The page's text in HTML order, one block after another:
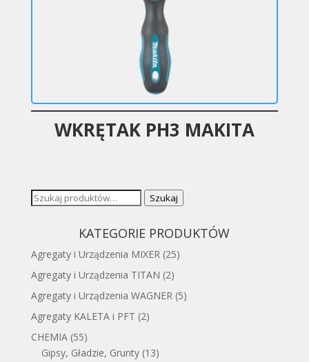
WKRĘTAK PH3 MAKITA
Szukaj: Szukaj
KATEGORIE PRODUKTÓW
Agregaty i Urządzenia MIXER (25)
Agregaty i Urządzenia TITAN (2)
Agregaty i Urządzenia WAGNER (5)
Agregaty KALETA i PFT (2)
CHEMIA (55)
Gipsy, Gładzie, Grunty (13)